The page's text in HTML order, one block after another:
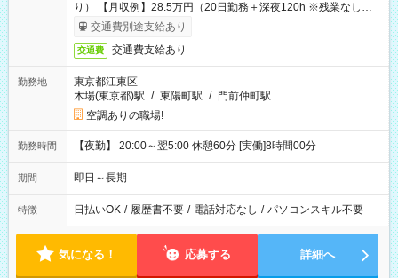
り） 【月収例】28.5万円（20日勤務＋深夜120h ※残業なしの場
合）交通費別途支給あり
交通費 交通費支給あり
勤務地
東京都江東区
木場(東京都)駅 / 東陽町駅 / 門前仲町駅
空調ありの職場!
勤務時間 【夜勤】 20:00～翌5:00 休憩60分 [実働]8時間00分
期間 即日～長期
特徴 日払いOK / 履歴書不要 / 電話対応なし / パソコンスキル不要
気になる！ 応募する 詳細へ